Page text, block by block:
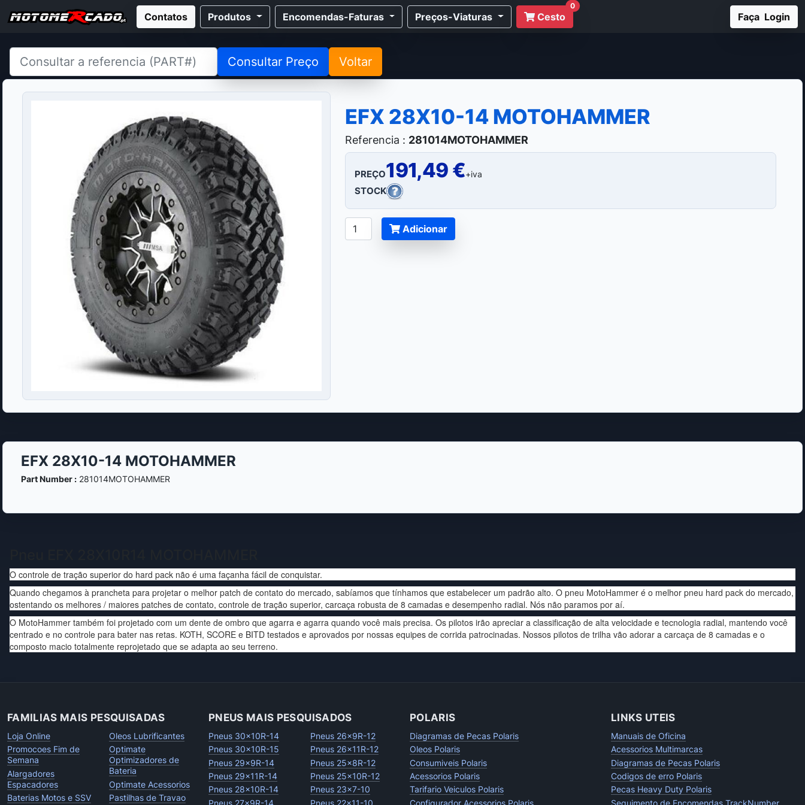
Contatos Produtos Encomendas-Faturas Preços-Viaturas Cesto
0
Faça Login
Consultar Preço Voltar
EFX 28X10-14 MOTOHAMMER
Referencia : 281014MOTOHAMMER
PREÇO191,49 €+iva
STOCK
Adicionar
EFX 28X10-14 MOTOHAMMER
Part Number :281014MOTOHAMMER
O controle de tração superior do hard pack não é uma façanha fácil de conquistar.
Quando chegamos à prancheta para projetar o melhor patch de contato do mercado, sabíamos que tínhamos que estabelecer um padrão alto. O pneu MotoHammer é o melhor pneu hard pack do mercado,
ostentando os melhores / maiores patches de contato, controle de tração superior, carcaça robusta de 8 camadas e desempenho radial. Nós não paramos por aí.
O MotoHammer também foi projetado com um dente de ombro que agarra e agarra quando você mais precisa. Os pilotos irão apreciar a classificação de alta velocidade e tecnologia radial, mantendo você
centrado e no controle para bater nas retas. KOTH, SCORE e BITD testados e aprovados por nossas equipes de corrida patrocinadas. Nossos pilotos de trilha vão adorar a carcaça de 8 camadas e o
composto macio totalmente reprojetado que se adapta ao seu terreno.
FAMILIAS MAIS PESQUISADAS
Loja Online
Promocoes Fim de
Semana
Alargadores
Espacadores
Baterias Motos e SSV
Oleos Lubrificantes
Optimate
Optimizadores de
Bateria
Optimate Acessorios
Pastilhas de Travao
PNEUS MAIS PESQUISADOS
Pneus 30x10R-14
Pneus 30x10R-15
Pneus 29x9R-14
Pneus 29x11R-14
Pneus 28x10R-14
Pneus 27x9R-14
Pneus 26x9R-12
Pneus 26x11R-12
Pneus 25x8R-12
Pneus 25x10R-12
Pneus 23x7-10
Pneus 22x11-10
POLARIS
Diagramas de Pecas Polaris
Oleos Polaris
Consumiveis Polaris
Acessorios Polaris
Tarifario Veiculos Polaris
Configurador Acessorios Polaris
LINKS UTEIS
Manuais de Oficina
Acessorios Multimarcas
Diagramas de Pecas Polaris
Codigos de erro Polaris
Pecas Heavy Duty Polaris
Seguimento de Encomendas TrackNumber